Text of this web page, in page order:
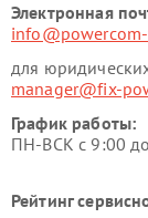
Электронная
для
manager@fix-
График работы:
ПН-ВСК с 9:00
Рейтинг